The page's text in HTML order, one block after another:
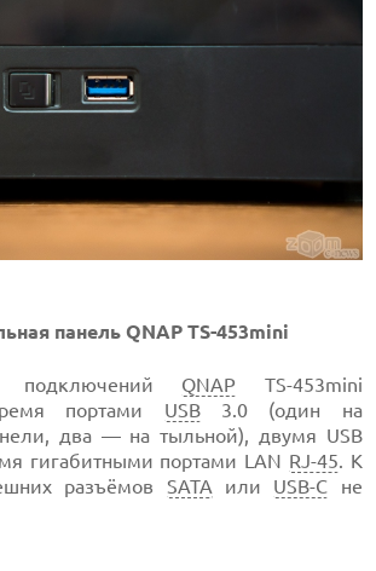
панель QNAP TS-453mini
подключений QNAP TS-453mini
портами USB3.0 (один на
два — на тыльной), двумя USB
гигабитными портами LAN RJ-45. К
разъёмов SATA или USB-C не